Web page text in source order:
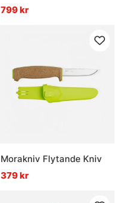
799 kr
Morakniv Flytande Kniv
379 kr